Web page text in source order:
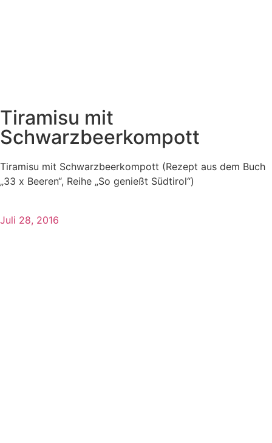
Tiramisu mit
Schwarzbeerkompott
Tiramisu mit Schwarzbeerkompott (Rezept aus dem Buch
„33 x Beeren“, Reihe „So genießt Südtirol“)
Juli 28, 2016